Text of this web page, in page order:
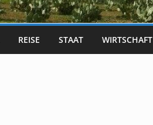
REISE STAAT WIRTSCHAFT